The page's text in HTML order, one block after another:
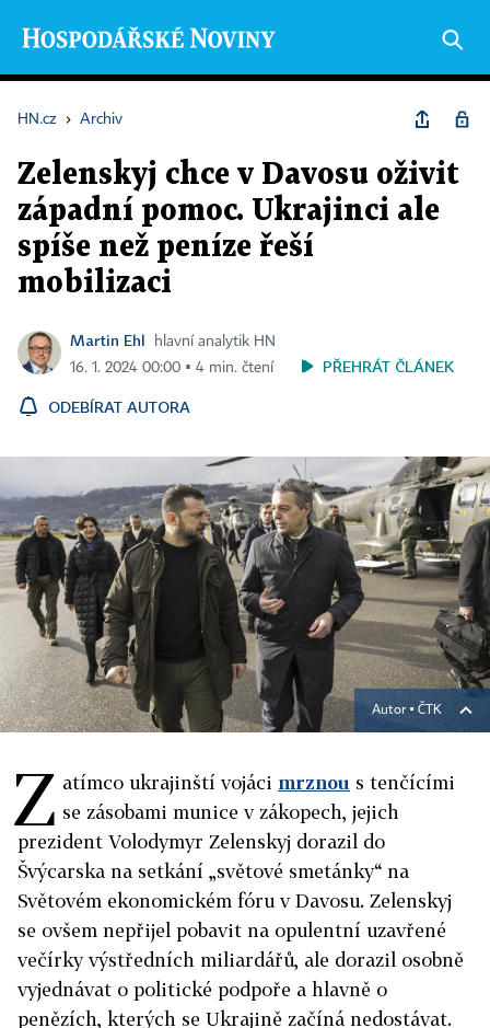
HN.cz › Archiv
Zelenskyj chce v Davosu oživit
západní pomoc. Ukrajinci ale
spíše než peníze řeší
mobilizaci
Martin Ehl
hlavní analytik HN
16. 1. 2024 00:00 ▪ 4 min. čtení
PŘEHRÁT ČLÁNEK
ODEBÍRAT AUTORA
Autor ▪ ČTK
Z atímco ukrajinští vojáci mrznou s tenčícími
se zásobami munice v zákopech, jejich
prezident Volodymyr Zelenskyj dorazil do
Švýcarska na setkání „světové smetánky“ na
Světovém ekonomickém fóru v Davosu. Zelenskyj
se ovšem nepřijel pobavit na opulentní uzavřené
večírky výstředních miliardářů, ale dorazil osobně
vyjednávat o politické podpoře a hlavně o
penězích, kterých se Ukrajině začíná nedostávat.